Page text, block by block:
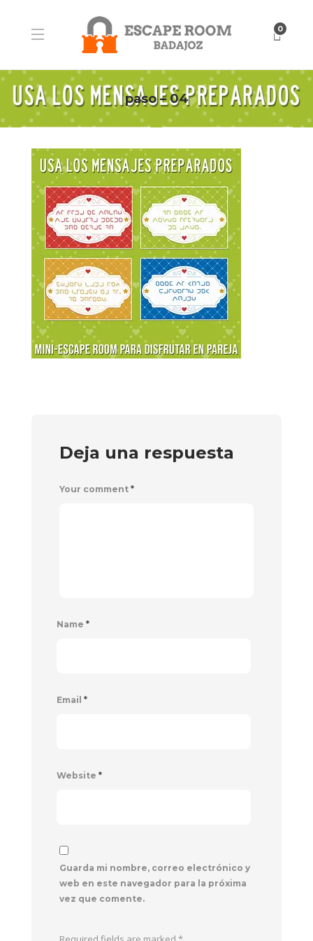
0
paso – 04
Deja una respuesta
Your comment *
Name *
Email *
Website *
Guarda mi nombre, correo electrónico y
web en este navegador para la próxima
vez que comente.